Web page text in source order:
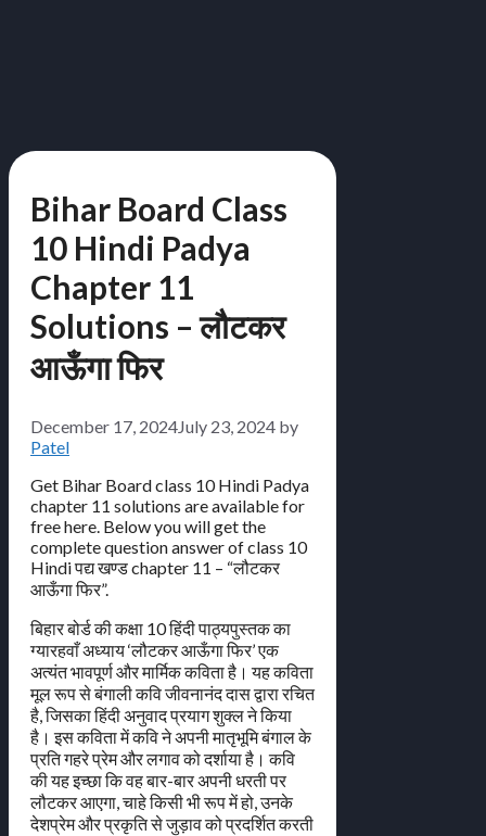
Bihar Board Class
10 Hindi Padya
Chapter 11
Solutions – लौटकर
आऊँगा फिर
December 17, 2024July 23, 2024 by
Patel
Get Bihar Board class 10 Hindi Padya
chapter 11 solutions are available for
free here. Below you will get the
complete question answer of class 10
Hindi पद्य खण्ड chapter 11 – “लौटकर
आऊँगा फिर”.
बिहार बोर्ड की कक्षा 10 हिंदी पाठ्यपुस्तक का
ग्यारहवाँ अध्याय ‘लौटकर आऊँगा फिर’ एक
अत्यंत भावपूर्ण और मार्मिक कविता है। यह कविता
मूल रूप से बंगाली कवि जीवनानंद दास द्वारा रचित
है, जिसका हिंदी अनुवाद प्रयाग शुक्ल ने किया
है। इस कविता में कवि ने अपनी मातृभूमि बंगाल के
प्रति गहरे प्रेम और लगाव को दर्शाया है। कवि
की यह इच्छा कि वह बार-बार अपनी धरती पर
लौटकर आएगा, चाहे किसी भी रूप में हो, उनके
देशप्रेम और प्रकृति से जुड़ाव को प्रदर्शित करती